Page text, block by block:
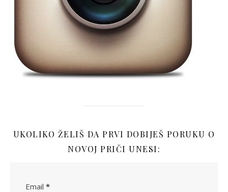
UKOLIKO ŽELIŠ DA PRVI DOBIJEŠ PORUKU O
NOVOJ PRIČI UNESI:
Email *